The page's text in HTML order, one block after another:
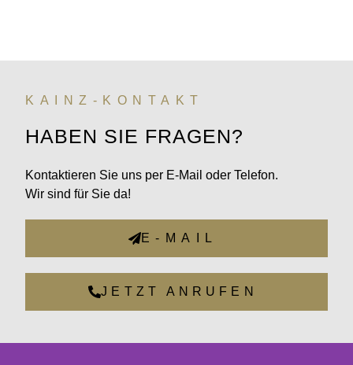
KAINZ-KONTAKT
HABEN SIE FRAGEN?
Kontaktieren Sie uns per E-Mail oder Telefon.
Wir sind für Sie da!
E-MAIL
JETZT ANRUFEN